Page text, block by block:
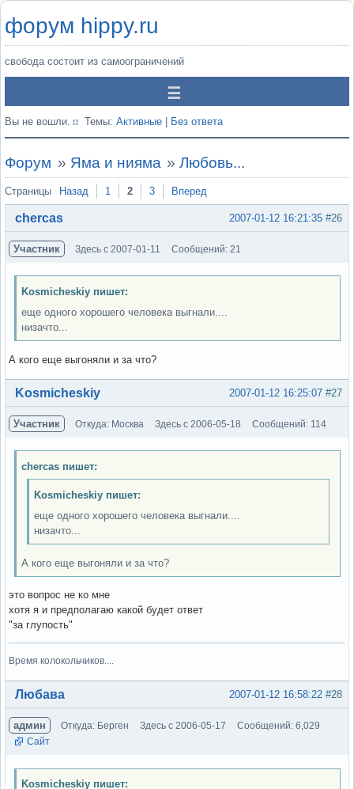
форум hippy.ru
свобода состоит из самоограничений
Вы не вошли. Темы: Активные Без ответа
Форум » Яма и нияма »Любовь...
Страницы Назад 1 2 3 Вперед
#26
2007-01-12 16:21:35
chercas
Участник Здесь с 2007-01-11 Сообщений: 21
Kosmicheskiy пишет:
еще одного хорошего человека выгнали....
низачто...
А кого еще выгоняли и за что?
Вне форума #27
2007-01-12 16:25:07
Kosmicheskiy
Участник Откуда: Москва Здесь с 2006-05-18 Сообщений: 114
chercas пишет:
Kosmicheskiy пишет:
еще одного хорошего человека выгнали....
низачто...
А кого еще выгоняли и за что?
это вопрос не ко мне
хотя я и предполагаю какой будет ответ
"за глупость"
Время колокольчиков....
Вне форума #28
2007-01-12 16:58:22
Любава
админ Откуда: Берген Здесь с 2006-05-17
Сообщений: 6,029
Сайт
Kosmicheskiy пишет: